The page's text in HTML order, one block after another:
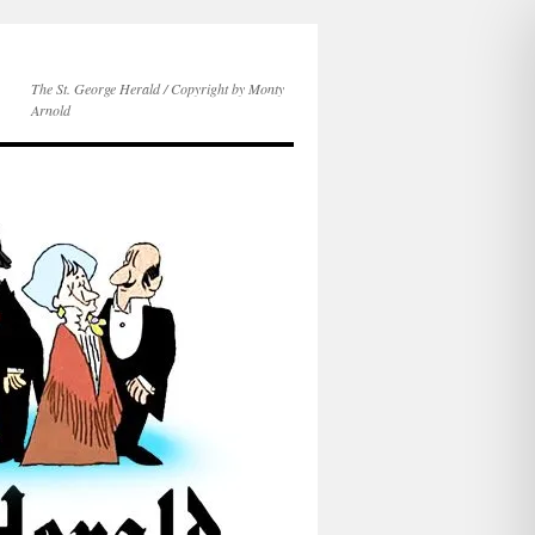
The St. George Herald / Copyright by Monty
Arnold